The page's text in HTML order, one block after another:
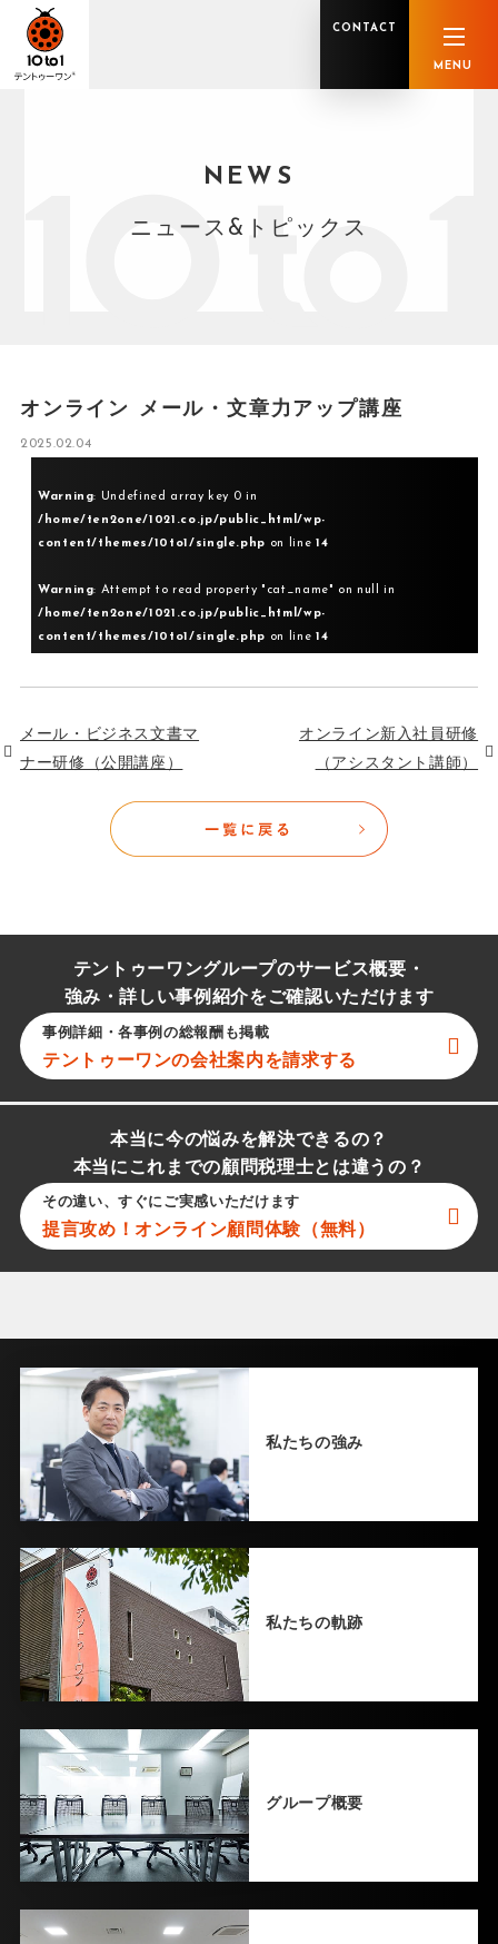
税理士業務
社会保険労務士業務 不動産鑑定士業務 行政書士業務
私たちの軌跡 グループ概要
CONTACT
MENU
NEWS
ニュース&トピックス
オンライン メール・文章力アップ講座
2025.02.04
Warning: Undefined array key 0 in
/home/ten2one/1021.co.jp/public_html/wp-
content/themes/10to1/single.php on line 14
Warning: Attempt to read property "cat_name" on null in
/home/ten2one/1021.co.jp/public_html/wp-
content/themes/10to1/single.php on line 14
メール・ビジネス文書マ
ナー研修（公開講座）
オンライン新入社員研修
（アシスタント講師）
テントゥーワングループのサービス概要・
強み・詳しい事例紹介をご確認いただけます
事例詳細・各事例の総報酬も掲載
テントゥーワンの会社案内を請求する
本当に今の悩みを解決できるの？
本当にこれまでの顧問税理士とは違うの？
その違い、すぐにご実感いただけます
提言攻め！オンライン顧問体験（無料）
私たちの強み
私たちの軌跡
グループ概要